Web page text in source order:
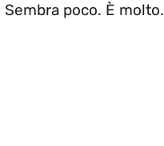
poco. È molto.